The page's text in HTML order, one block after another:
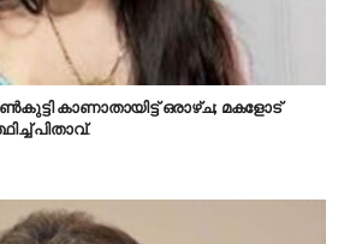
കാണാതായിട്ട് ഒരാഴ്ച; മകളോട്
പിതാവ്.